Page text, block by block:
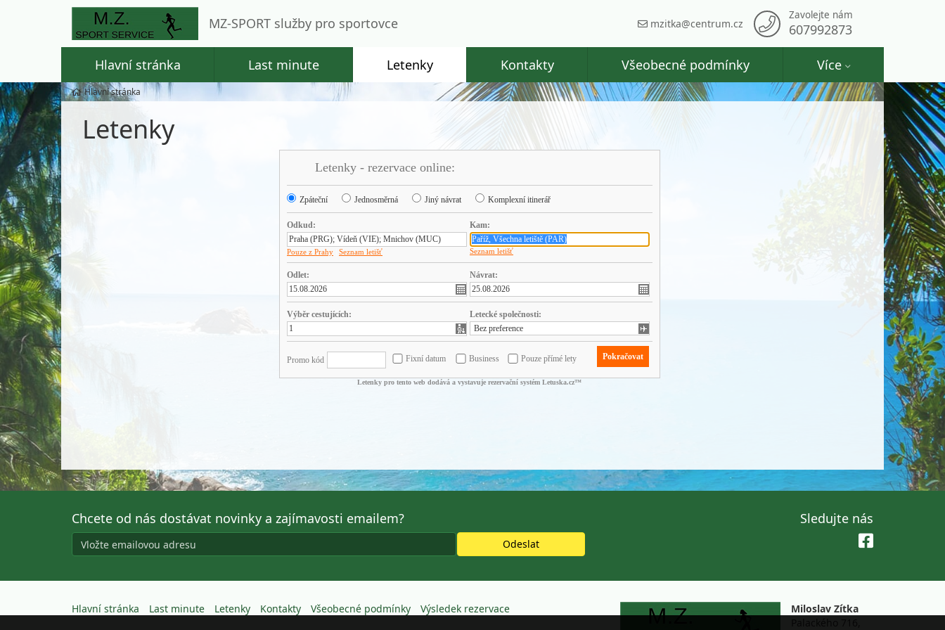
MZ-SPORT služby pro sportovce mzitka@centrum.cz
Zavolejte nám
607992873
Hlavní stránka Last minute Letenky Kontakty Všeobecné podmínky Více
Hlavní stránka
Letenky
Chcete od nás dostávat novinky a zajímavosti emailem? Sledujte nás
Hlavní stránka Last minute Letenky Kontakty Všeobecné podmínky Výsledek rezervace
Miloslav Zítka